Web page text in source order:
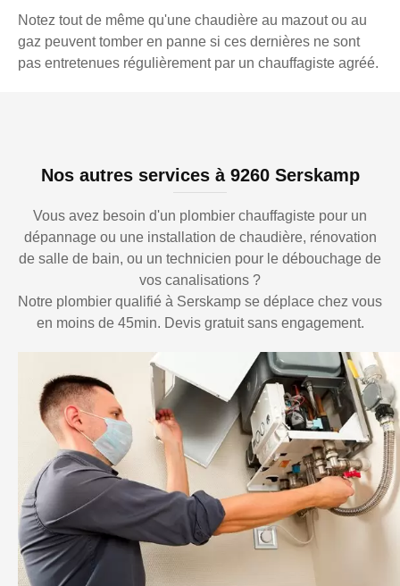
Notez tout de même qu'une chaudière au mazout ou au
gaz peuvent tomber en panne si ces dernières ne sont
pas entretenues régulièrement par un chauffagiste agréé.
Nos autres services à 9260 Serskamp
Vous avez besoin d'un plombier chauffagiste pour un
dépannage ou une installation de chaudière, rénovation
de salle de bain, ou un technicien pour le débouchage de
vos canalisations ?
Notre plombier qualifié à Serskamp se déplace chez vous
en moins de 45min. Devis gratuit sans engagement.